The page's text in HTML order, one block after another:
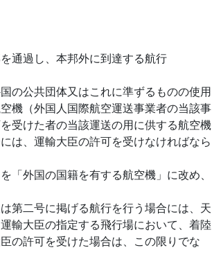
通過し、本邦外に到達する航行
の公共団体又はこれに準ずるものの使用
機（外国人国際航空運送事業者の当該事
受けた者の当該運送の用に供する航空機
は、運輸大臣の許可を受けなければなら
外国の国籍を有する航空機」に改め、
第二号に掲げる航行を行う場合には、天
輸大臣の指定する飛行場において、着陸
の許可を受けた場合は、この限りでな